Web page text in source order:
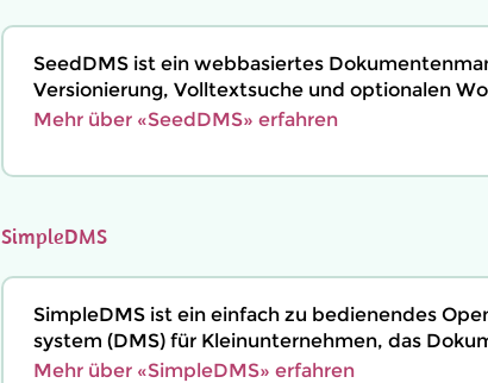
SeedDMS ist ein webbasiertes
Versionierung, Volltextsuche und optionalen
Mehr über «SeedDMS» erfahren
SimpleDMS
SimpleDMS ist ein einfach zu bedienendes
system (DMS) für Kleinunternehmen, das
Mehr über «SimpleDMS» erfahren